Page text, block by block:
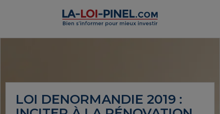
LOI DENORMANDIE 2019 :